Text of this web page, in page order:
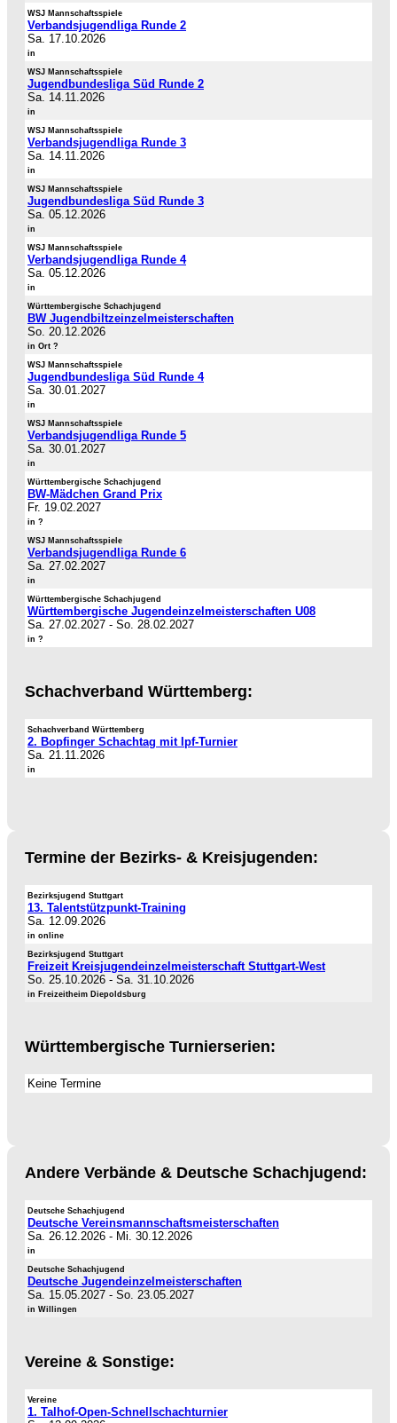
WSJ Mannschaftsspiele
Verbandsjugendliga Runde 2
Sa. 17.10.2026
in
WSJ Mannschaftsspiele
Jugendbundesliga Süd Runde 2
Sa. 14.11.2026
in
WSJ Mannschaftsspiele
Verbandsjugendliga Runde 3
Sa. 14.11.2026
in
WSJ Mannschaftsspiele
Jugendbundesliga Süd Runde 3
Sa. 05.12.2026
in
WSJ Mannschaftsspiele
Verbandsjugendliga Runde 4
Sa. 05.12.2026
in
Württembergische Schachjugend
BW Jugendbiltzeinzelmeisterschaften
So. 20.12.2026
in Ort ?
WSJ Mannschaftsspiele
Jugendbundesliga Süd Runde 4
Sa. 30.01.2027
in
WSJ Mannschaftsspiele
Verbandsjugendliga Runde 5
Sa. 30.01.2027
in
Württembergische Schachjugend
BW-Mädchen Grand Prix
Fr. 19.02.2027
in ?
WSJ Mannschaftsspiele
Verbandsjugendliga Runde 6
Sa. 27.02.2027
in
Württembergische Schachjugend
Württembergische Jugendeinzelmeisterschaften U08
Sa. 27.02.2027 - So. 28.02.2027
in ?
Schachverband Württemberg:
Schachverband Württemberg
2. Bopfinger Schachtag mit Ipf-Turnier
Sa. 21.11.2026
in
Termine der Bezirks- & Kreisjugenden:
Bezirksjugend Stuttgart
13. Talentstützpunkt-Training
Sa. 12.09.2026
in online
Bezirksjugend Stuttgart
Freizeit Kreisjugendeinzelmeisterschaft Stuttgart-West
So. 25.10.2026 - Sa. 31.10.2026
in Freizeitheim Diepoldsburg
Württembergische Turnierserien:
Keine Termine
Andere Verbände & Deutsche Schachjugend:
Deutsche Schachjugend
Deutsche Vereinsmannschaftsmeisterschaften
Sa. 26.12.2026 - Mi. 30.12.2026
in
Deutsche Schachjugend
Deutsche Jugendeinzelmeisterschaften
Sa. 15.05.2027 - So. 23.05.2027
in Willingen
Vereine & Sonstige:
Vereine
1. Talhof-Open-Schnellschachturnier